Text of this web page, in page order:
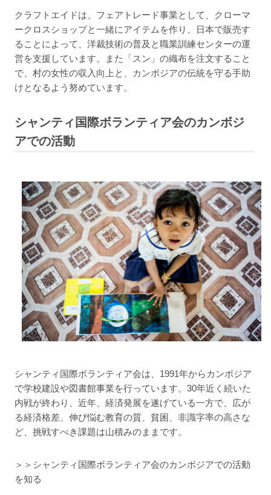
クラフトエイドは、フェアトレード事業として、クローマ
ークロスショップと一緒にアイテムを作り、日本で販売す
ることによって、洋裁技術の普及と職業訓練センターの運
営を支援しています。また「スン」の織布を注文すること
で、村の女性の収入向上と、カンボジアの伝統を守る手助
けとなるよう努めています。
シャンティ国際ボランティア会のカンボジ
アでの活動
シャンティ国際ボランティア会は、1991年からカンボジア
で学校建設や図書館事業を行っています。30年近く続いた
内戦が終わり、近年、経済発展を遂げている一方で、広が
る経済格差、伸び悩む教育の質、貧困、非識字率の高さな
ど、挑戦すべき課題は山積みのままです。
＞＞シャンティ国際ボランティア会のカンボジアでの活動
を知る